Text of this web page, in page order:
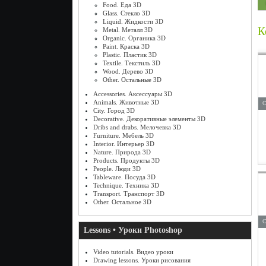
Food. Еда 3D
Glass. Стекло 3D
Liquid. Жидкости 3D
Metal. Металл 3D
Organic. Органика 3D
Paint. Краска 3D
Plastic. Пластик 3D
Textile. Текстиль 3D
Wood. Дерево 3D
Other. Остальные 3D
Accessories. Аксессуары 3D
Animals. Животные 3D
City. Город 3D
Decorative. Декоративные элементы 3D
Dribs and drabs. Мелочевка 3D
Furniture. Мебель 3D
Interior. Интерьер 3D
Nature. Природа 3D
Products. Продукты 3D
People. Люди 3D
Tableware. Посуда 3D
Technique. Техника 3D
Transport. Транспорт 3D
Other. Остальное 3D
Lessons • Уроки Photoshop
Video tutorials. Видео уроки
Drawing lessons. Уроки рисования